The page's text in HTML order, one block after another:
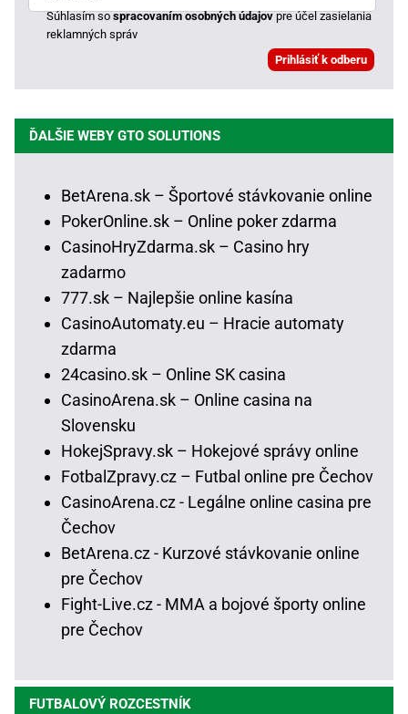
Súhlasím sospracovaním osobných údajovpre účel zasielania
reklamných správ
ĎALŠIE WEBY GTO SOLUTIONS
BetArena.sk – Športové stávkovanie online
PokerOnline.sk – Online poker zdarma
CasinoHryZdarma.sk – Casino hry
zadarmo
777.sk – Najlepšie online kasína
CasinoAutomaty.eu – Hracie automaty
zdarma
24casino.sk – Online SK casina
CasinoArena.sk – Online casina na
Slovensku
HokejSpravy.sk – Hokejové správy online
FotbalZpravy.cz – Futbal online pre Čechov
CasinoArena.cz - Legálne online casina pre
Čechov
BetArena.cz - Kurzové stávkovanie online
pre Čechov
Fight-Live.cz - MMA a bojové športy online
pre Čechov
FUTBALOVÝ ROZCESTNÍK